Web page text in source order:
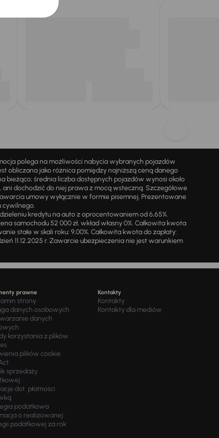
polega na możliwości nabycia wybranych pojazdów
obliczana jako różnica pomiędzy najniższą ceną danego
bieżąco; średnia liczba dostępnych pojazdów wynosi około
dochodzić do niej prawa z mocą wsteczną. Szczegółowe
umowy wyłącznie w formie pisemnej. Prezentowane
cywilnego.
kredytu na auto z oprocentowaniem od 6,65%.
samochodu 52 000 zł, wkład własny 0%. Całkowita kwota
stałe w skali roku: 9,00%. Całkowita kwota do zapłaty:
11.12.2025 r. Zawarcie ubezpieczenia nie jest warunkiem
prawne
strony
danych osobowych
danych
korzystania z plików
plików cookie
sprzedaży
dot. płatności
podatkowa
o realizowanej
podatkowej za rok
Kontakty
Kontakty
Kontakty dla mediów